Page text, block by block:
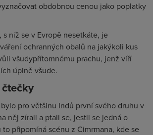
obdobnou cenou jako poplatky
níž se v Evropě nesetkáte, je
ochranných obalů na jakýkoli kus
všudypřítomnému prachu, jenž víří
úplně všude.
pro většinu Indů první svého druhu v
něj zírali a ptali se, jestli se jedná o
to připomíná scénu z Cimrmana, kde se